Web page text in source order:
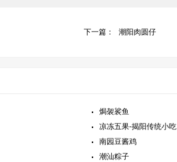
下一篇： 潮阳肉圆仔
焗袈裟鱼
凉冻五果-揭阳传统小吃
南园豆酱鸡
潮汕粽子